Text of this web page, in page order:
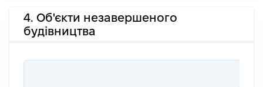
4. Об'єкти незавершеного
будівництва